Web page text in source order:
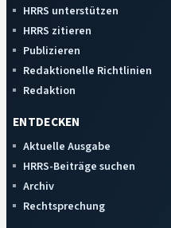
HRRS unterstützen
HRRS zitieren
Publizieren
Redaktionelle Richtlinien
Redaktion
ENTDECKEN
Aktuelle Ausgabe
HRRS-Beiträge suchen
Archiv
Rechtsprechung